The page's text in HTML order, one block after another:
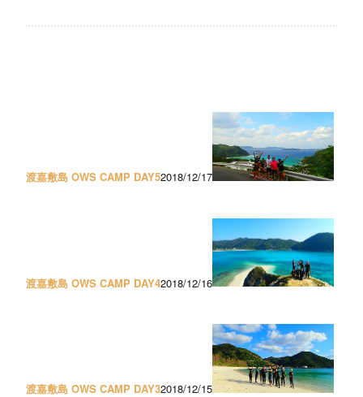
渡嘉敷島 OWS CAMP DAY52018/12/17
渡嘉敷島 OWS CAMP DAY42018/12/16
渡嘉敷島 OWS CAMP DAY32018/12/15